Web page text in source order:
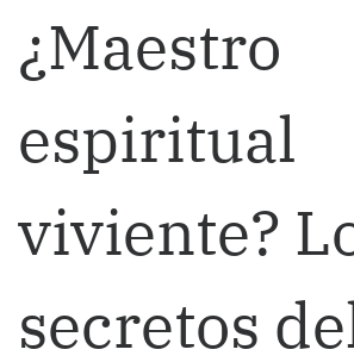
¿Maestro
espiritual
viviente?
secretos